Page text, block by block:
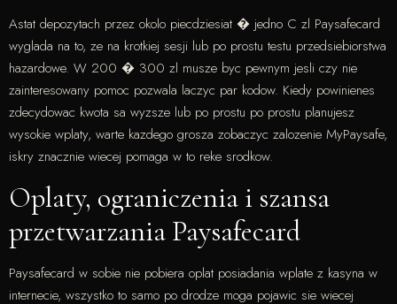
Astat depozytach przez okolo piecdziesiat � jedno C zl Paysafecard
wyglada na to, ze na krotkiej sesji lub po prostu testu przedsiebiorstwa
hazardowe. W 200 � 300 zl musze byc pewnym jesli czy nie
zainteresowany pomoc pozwala laczyc par kodow. Kiedy powinienes
zdecydowac kwota sa wyzsze lub po prostu po prostu planujesz
wysokie wplaty, warte kazdego grosza zobaczyc zalozenie MyPaysafe,
iskry znacznie wiecej pomaga w to reke srodkow.
Oplaty, ograniczenia i szansa
przetwarzania Paysafecard
Paysafecard w sobie nie pobiera oplat posiadania wplate z kasyna w
internecie, wszystko to samo po drodze moga pojawic sie wiecej